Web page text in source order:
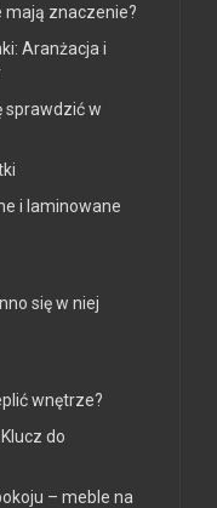
mają znaczenie?
Aranżacja i
sprawdzić w
i laminowane
się w niej
wnętrze?
do
– meble na